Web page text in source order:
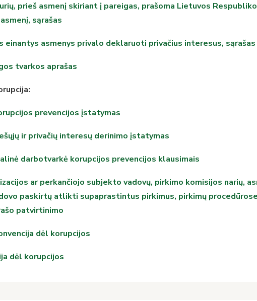
prieš asmenį skiriant į pareigas, prašoma Lietuvos
sąrašas
einantys asmenys privalo deklaruoti privačius interesus, sąrašas
tvarkos aprašas
prevencijos įstatymas
ir privačių interesų derinimo įstatymas
darbotvarkė korupcijos prevencijos klausimais
ar perkančiojo subjekto vadovų, pirkimo komisijos narių,
paskirtų atlikti supaprastintus pirkimus, pirkimų
patvirtinimo
dėl korupcijos
dėl korupcijos